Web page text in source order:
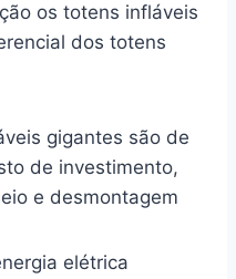
os totens infláveis
dos totens
gigantes são de
de investimento,
e desmontagem
elétrica